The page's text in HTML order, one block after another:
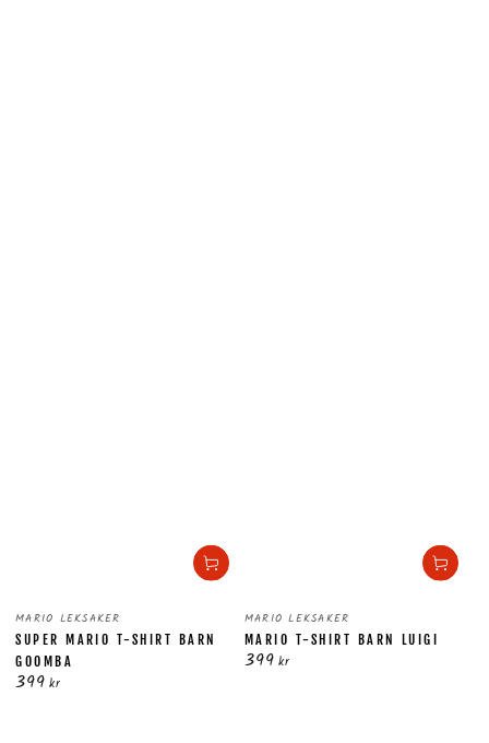
Säljare:
MARIO LEKSAKER
SUPER MARIO T-SHIRT BARN
GOOMBA
Ordinarie
399 kr
Säljare:
MARIO LEKSAKER
MARIO T-SHIRT BARN LUIGI
Ordinarie
399 kr